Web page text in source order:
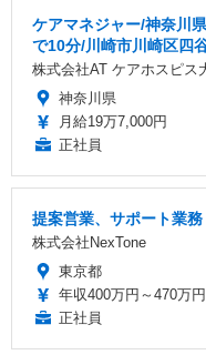
ケアマネジャー/神奈川
で10分/川崎市川崎区四
株式会社AT ケアホスピス
神奈川県
月給19万7,000円
正社員
提案営業、サポート業務
株式会社NexTone
東京都
年収400万円～470万円
正社員